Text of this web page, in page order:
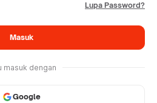
Lupa Password?
Masuk
masuk dengan
Google